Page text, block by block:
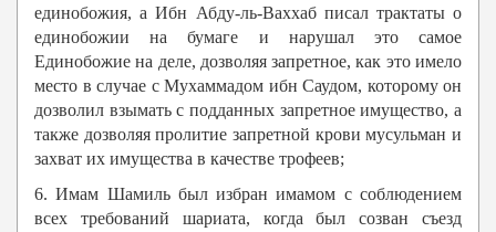
единобожия, а Ибн Абду-ль-Ваххаб писал трактаты о
единобожии на бумаге и нарушал это самое
Единобожие на деле, дозволяя запретное, как это имело
место в случае с Мухаммадом ибн Саудом, которому он
дозволил взымать с подданных запретное имущество, а
также дозволяя пролитие запретной крови мусульман и
захват их имущества в качестве трофеев;
6. Имам Шамиль был избран имамом с соблюдением
всех требований шариата, когда был созван съезд